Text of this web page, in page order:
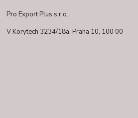
Pro Export Plus s.r.o.
V Korytech 3234/18a, Praha 10, 100 00